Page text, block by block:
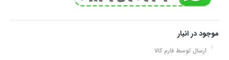
موجود در انبار
ارسال توسط فارم کالا